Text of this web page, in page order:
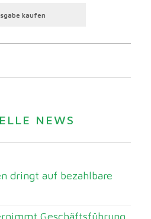
kaufen
NEWS
dringt auf bezahlbare
Geschäftsführung